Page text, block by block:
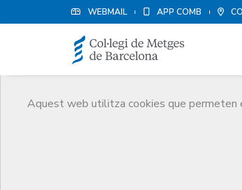
WEBMAIL APP COMB
Aquest web utilitza cookies que permeten